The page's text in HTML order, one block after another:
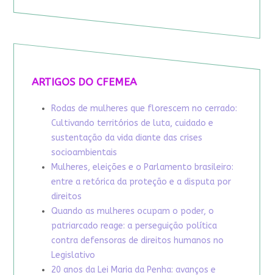
ARTIGOS DO CFEMEA
Rodas de mulheres que florescem no cerrado:
Cultivando territórios de luta, cuidado e
sustentação da vida diante das crises
socioambientais
Mulheres, eleições e o Parlamento brasileiro:
entre a retórica da proteção e a disputa por
direitos
Quando as mulheres ocupam o poder, o
patriarcado reage: a perseguição política
contra defensoras de direitos humanos no
Legislativo
20 anos da Lei Maria da Penha: avanços e